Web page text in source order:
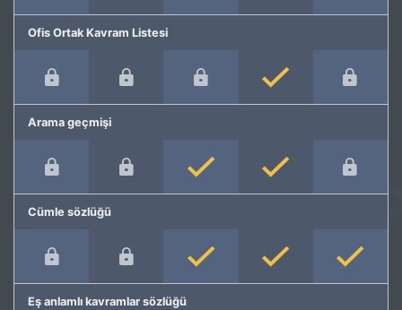
Ofis Ortak Kavram Listesi
Arama geçmişi
Cümle sözlüğü
Eş anlamlı kavramlar sözlüğü